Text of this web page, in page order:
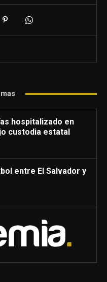
hospitalizado en
custodia estatal
entre El Salvador y